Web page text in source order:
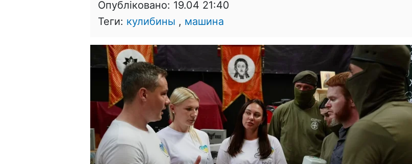
Опубліковано: 19.04 21:40
Теги: кулибины , машина